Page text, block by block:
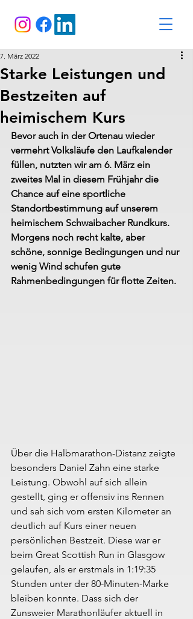
Starke Leistungen und
Bestzeiten auf
heimischem Kurs
7. März 2022
Bevor auch in der Ortenau wieder
vermehrt Volksläufe den Laufkalender
füllen, nutzten wir am 6. März ein
zweites Mal in diesem Frühjahr die
Chance auf eine sportliche
Standortbestimmung auf unserem
heimischem Schwaibacher Rundkurs.
Morgens noch recht kalte, aber
schöne, sonnige Bedingungen und nur
wenig Wind schufen gute
Rahmenbedingungen für flotte Zeiten.
Über die Halbmarathon-Distanz zeigte
besonders Daniel Zahn eine starke
Leistung. Obwohl auf sich allein
gestellt, ging er offensiv ins Rennen
und sah sich vom ersten Kilometer an
deutlich auf Kurs einer neuen
persönlichen Bestzeit. Diese war er
beim Great Scottish Run in Glasgow
gelaufen, als er erstmals in 1:19:35
Stunden unter der 80-Minuten-Marke
bleiben konnte. Dass sich der
Zunsweier Marathonläufer aktuell in